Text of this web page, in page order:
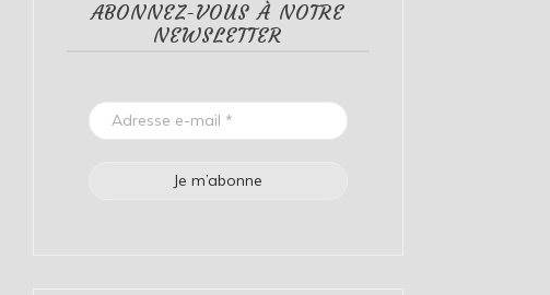
ABONNEZ-VOUS À NOTRE
NEWSLETTER